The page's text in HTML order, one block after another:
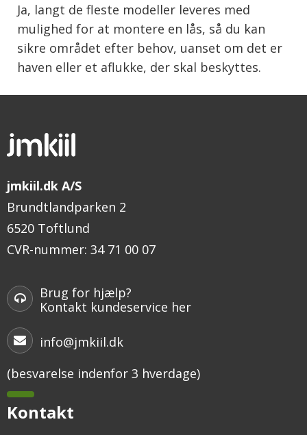
Ja, langt de fleste modeller leveres med
mulighed for at montere en lås, så du kan
sikre området efter behov, uanset om det er
haven eller et aflukke, der skal beskyttes.
jmkiil.dk A/S
Brundtlandparken 2
6520 Toftlund
CVR-nummer: 34 71 00 07
Brug for hjælp?
Kontakt kundeservice her
info@jmkiil.dk
(besvarelse indenfor 3 hverdage)
Kontakt